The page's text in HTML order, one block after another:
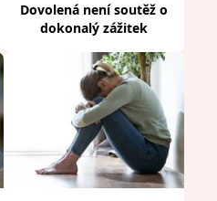
Dovolená není soutěž o
dokonalý zážitek